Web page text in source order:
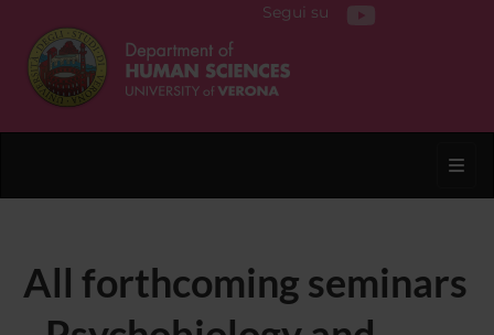
Segui su
All forthcoming seminars